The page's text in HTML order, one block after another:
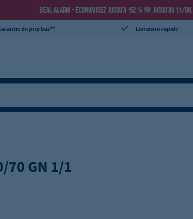
DEAL ALARM - ÉCONOMISEZ JUSQU’À -52 % ! JUSQU’AU 11/08.
de prix bas** Livraison rapide
70 GN 1/1